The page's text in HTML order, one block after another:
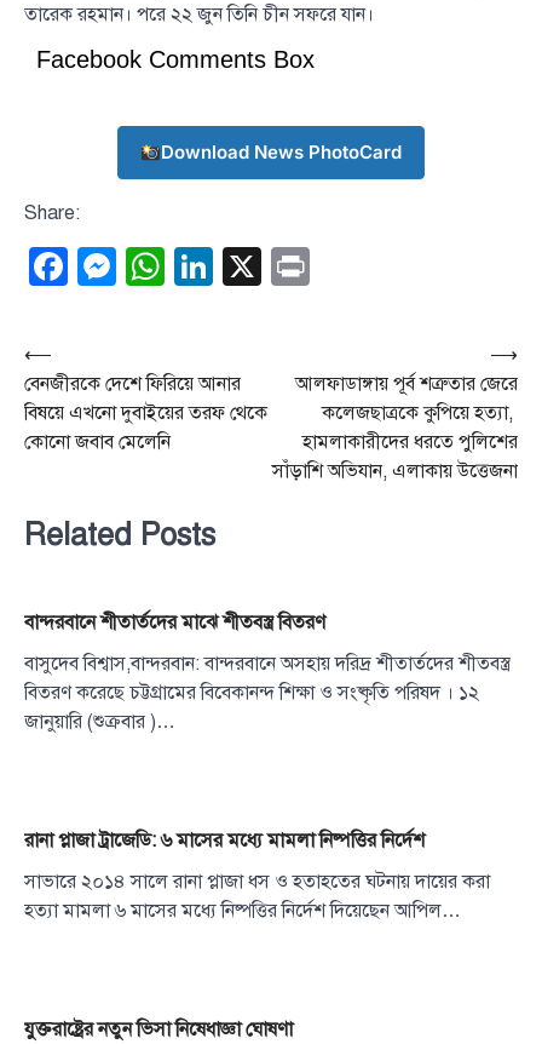
তারেক রহমান। পরে ২২ জুন তিনি চীন সফরে যান।
Facebook Comments Box
Download News PhotoCard
Share:
Facebook
Messenger
WhatsApp
LinkedIn
X
Post
navigation
⟵
বেনজীরকে দেশে ফিরিয়ে আনার
বিষয়ে এখনো দুবাইয়ের তরফ থেকে
কোনো জবাব মেলেনি
আলফাডাঙ্গায় পূর্ব শত্রুতার জেরে
কলেজছাত্রকে কুপিয়ে হত্যা, ​
হামলাকারীদের ধরতে পুলিশের
সাঁড়াশি অভিযান, এলাকায় উত্তেজনা
⟶
Related Posts
বান্দরবানে শীতার্তদের মাঝে শীতবস্ত্র বিতরণ
বাসুদেব বিশ্বাস,বান্দরবান: বান্দরবানে অসহায় দরিদ্র শীতার্তদের শীতবস্ত্র
বিতরণ করেছে চট্টগ্রামের বিবেকানন্দ শিক্ষা ও সংষ্কৃতি পরিষদ । ১২
জানুয়ারি (শুক্রবার )…
রানা প্লাজা ট্রাজেডি: ৬ মাসের মধ্যে মামলা নিষ্পত্তির নির্দেশ
সাভারে ২০১৪ সালে রানা প্লাজা ধস ও হতাহতের ঘটনায় দায়ের করা
হত্যা মামলা ৬ মাসের মধ্যে নিষ্পত্তির নির্দেশ দিয়েছেন আপিল…
যুক্তরাষ্ট্রের নতুন ভিসা নিষেধাজ্ঞা ঘোষণা